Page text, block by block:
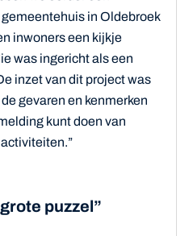
in Oldebroek
inwoners een kijkje
was ingericht als een
inzet van dit project was
gevaren en kenmerken
kunt doen van
puzzel”